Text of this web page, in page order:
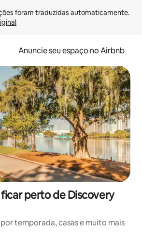
Anuncie seu espaço no Airbnb
perto de Discovery
temporada, casas e muito mais